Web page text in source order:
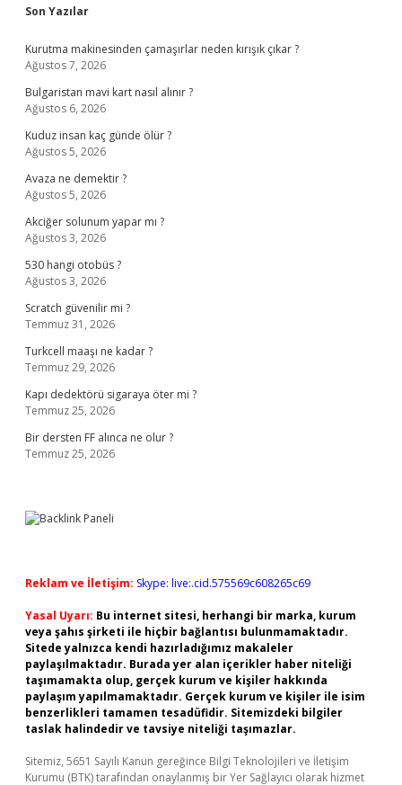
Sidebar
Son Yazılar
Kurutma makinesinden çamaşırlar neden kırışık çıkar ?
Ağustos 7, 2026
Bulgaristan mavi kart nasıl alınır ?
Ağustos 6, 2026
Kuduz insan kaç günde ölür ?
Ağustos 5, 2026
Avaza ne demektir ?
Ağustos 5, 2026
Akciğer solunum yapar mı ?
Ağustos 3, 2026
530 hangi otobüs ?
Ağustos 3, 2026
Scratch güvenilir mi ?
Temmuz 31, 2026
Turkcell maaşı ne kadar ?
Temmuz 29, 2026
Kapı dedektörü sigaraya öter mi ?
Temmuz 25, 2026
Bir dersten FF alınca ne olur ?
Temmuz 25, 2026
Reklam ve İletişim: Skype: live:.cid.575569c608265c69
Yasal Uyarı: Bu internet sitesi, herhangi bir marka, kurum
veya şahıs şirketi ile hiçbir bağlantısı bulunmamaktadır.
Sitede yalnızca kendi hazırladığımız makaleler
paylaşılmaktadır. Burada yer alan içerikler haber niteliği
taşımamakta olup, gerçek kurum ve kişiler hakkında
paylaşım yapılmamaktadır. Gerçek kurum ve kişiler ile isim
benzerlikleri tamamen tesadüfidir. Sitemizdeki bilgiler
taslak halindedir ve tavsiye niteliği taşımazlar.
Sitemiz, 5651 Sayılı Kanun gereğince Bilgi Teknolojileri ve İletişim
Kurumu (BTK) tarafından onaylanmış bir Yer Sağlayıcı olarak hizmet